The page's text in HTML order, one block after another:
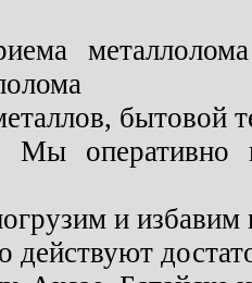
бытовой
Мы
и
действуют